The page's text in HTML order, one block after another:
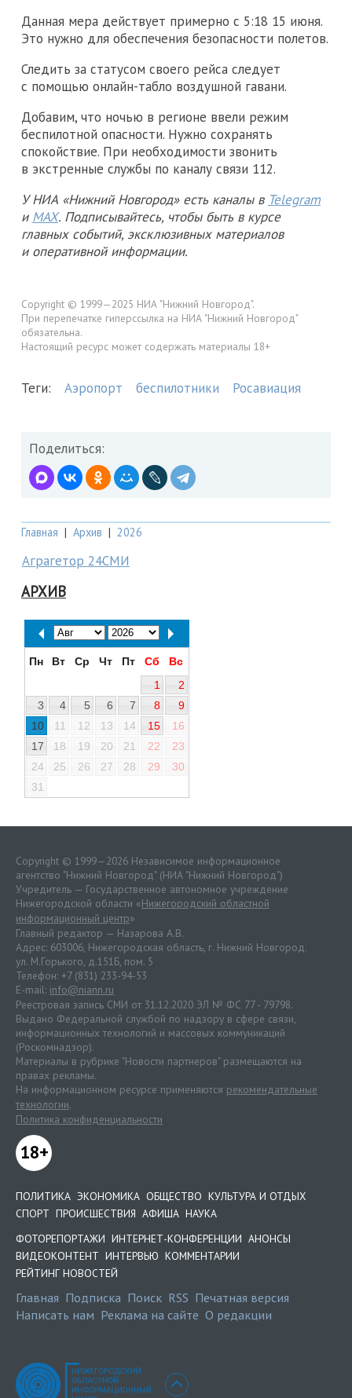
Данная мера действует примерно с 5:18 15 июня.
Это нужно для обеспечения безопасности полетов.
Следить за статусом своего рейса следует
с помощью онлайн-табло воздушной гавани.
Добавим, что ночью в регионе ввели режим
беспилотной опасности. Нужно сохранять
спокойствие. При необходимости звонить
в экстренные службы по каналу связи 112.
У НИА «Нижний Новгород» есть каналы в Telegram
и MAX. Подписывайтесь, чтобы быть в курсе
главных событий, эксклюзивных материалов
и оперативной информации.
Copyright © 1999—2025 НИА "Нижний Новгород".
При перепечатке гиперссылка на НИА "Нижний Новгород"
обязательна.
Настоящий ресурс может содержать материалы 18+
Теги: Аэропорт беспилотники Росавиация
Поделиться:
Главная | Архив | 2026
Аграгетор 24СМИ
АРХИВ
Пн Вт Ср Чт Пт Сб
Вс
1
2
3
4 5 6 7 8
9
10
11 12 13 14 15
16
17
18 19 20 21 22
23
24
25 26 27 28 29
30
31
Copyright © 1999—2026 Независимое информационное
агентство "Нижний Новгород" (НИА "Нижний Новгород")
Учредитель — Государственное автономное учреждение
Нижегородской области «Нижегородский областной
информационный центр»
Главный редактор — Назарова А.В.
Адрес: 603006, Нижегородская область, г. Нижний Новгород.
ул. М.Горького, д.151Б, пом. 5
Телефон: +7 (831) 233-94-53
E-mail: info@niann.ru
Реестровая запись СМИ от 31.12.2020 ЭЛ № ФС 77 - 79798.
Выдано Федеральной службой по надзору в сфере связи,
информационных технологий и массовых коммуникаций
(Роскомнадзор).
Материалы в рубрике "Новости партнеров" размещаются на
правах рекламы.
На информационном ресурсе применяются рекомендательные
технологии.
Политика конфиденциальности
18+
ПОЛИТИКА ЭКОНОМИКА ОБЩЕСТВО КУЛЬТУРА И ОТДЫХ
СПОРТ ПРОИСШЕСТВИЯ АФИША НАУКА
ФОТОРЕПОРТАЖИ ИНТЕРНЕТ-КОНФЕРЕНЦИИ АНОНСЫ
ВИДЕОКОНТЕНТ ИНТЕРВЬЮ КОММЕНТАРИИ
РЕЙТИНГ НОВОСТЕЙ
Главная Подписка Поиск RSS Печатная версия
Написать нам Реклама на сайте О редакции